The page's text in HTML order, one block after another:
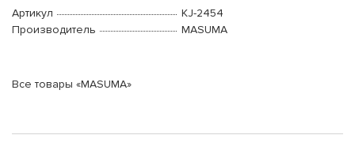
Артикул
KJ-2454
Производитель
MASUMA
Все товары «MASUMA»